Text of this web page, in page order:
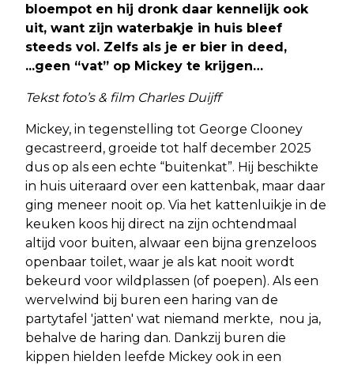
bloempot en hij dronk daar kennelijk ook
uit, want zijn waterbakje in huis bleef
steeds vol. Zelfs als je er bier in deed,
...geen “vat” op Mickey te krijgen…
Tekst foto’s & film Charles Duijff
Mickey, in tegenstelling tot George Clooney
gecastreerd, groeide tot half december 2025
dus op als een echte “buitenkat”. Hij beschikte
in huis uiteraard over een kattenbak, maar daar
ging meneer nooit op. Via het kattenluikje in de
keuken koos hij direct na zijn ochtendmaal
altijd voor buiten, alwaar een bijna grenzeloos
openbaar toilet, waar je als kat nooit wordt
bekeurd voor wildplassen (of poepen). Als een
wervelwind bij buren een haring van de
partytafel 'jatten' wat niemand merkte, nou ja,
behalve de haring dan. Dankzij buren die
kippen hielden leefde Mickey ook in een